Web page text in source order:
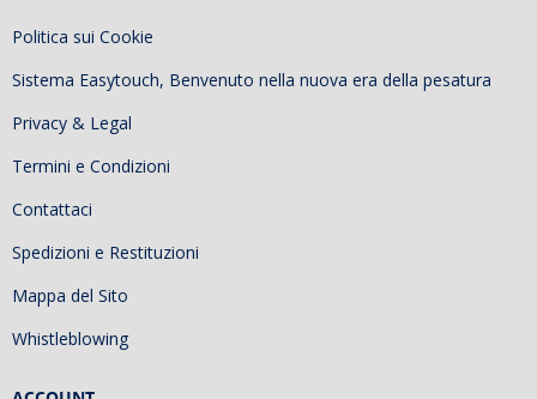
Politica sui Cookie
Sistema Easytouch, Benvenuto nella nuova era della pesatura
Privacy & Legal
Termini e Condizioni
Contattaci
Spedizioni e Restituzioni
Mappa del Sito
Whistleblowing